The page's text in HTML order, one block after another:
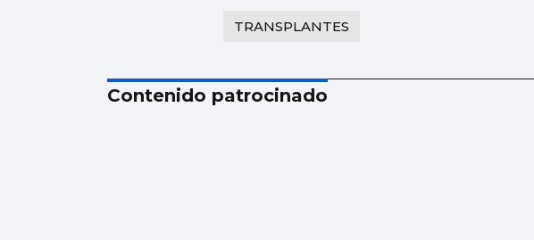
TRANSPLANTES
Contenido patrocinado